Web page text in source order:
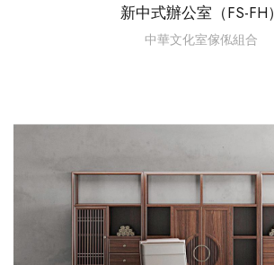
新中式辦公室（FS-FH）
中華文化室傢俬組合